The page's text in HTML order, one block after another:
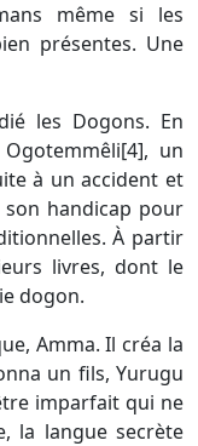
même si les
présentes. Une
les Dogons. En
un
à un accident et
handicap pour
À partir
livres, dont le
dogon.
Amma. Il créa la
un fils, Yurugu
imparfait qui ne
la langue secrète